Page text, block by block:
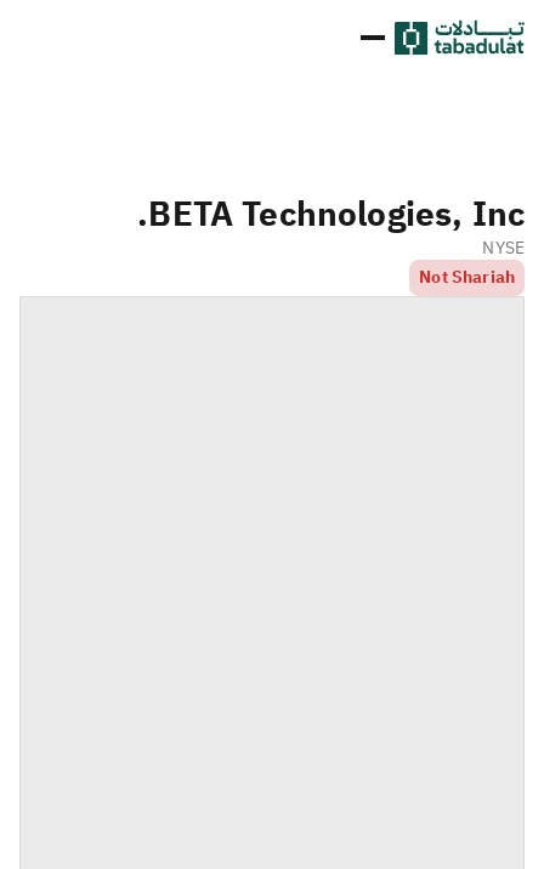
BETA Technologies, Inc.
NYSE
Not Shariah